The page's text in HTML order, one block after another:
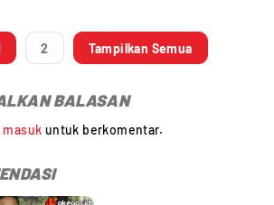
2 Tampilkan Semua
BALASAN
masuk untuk berkomentar.